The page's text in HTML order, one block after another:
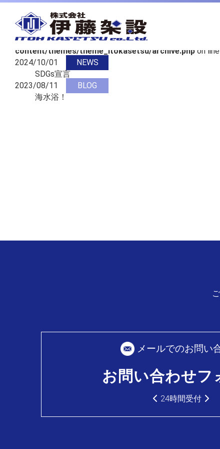
カテゴリ一覧
Warning : Undefined variable $html_top_result in
/home/xs773054/itohkasetsu.co.jp/public_html/wp/wp-
content/themes/theme_itokasetsu/archive.php on line
2024/10/01
NEWS
SDGs宣言
2023/08/11
BLOG
海水浴！
メールでのお問い
お問い合わせフ
24時間受付